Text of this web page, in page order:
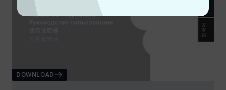
DOWNLOAD